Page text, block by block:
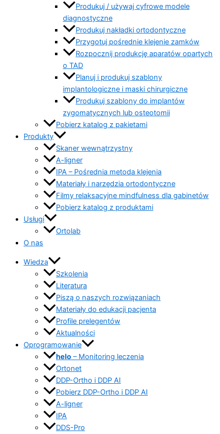
Produkuj / używaj cyfrowe modele
diagnostyczne
Produkuj nakładki ortodontyczne
Przygotuj pośrednie klejenie zamków
Rozpocznij produkcję aparatów opartych
o TAD
Planuj i produkuj szablony
implantologiczne i maski chirurgiczne
Produkuj szablony do implantów
zygomatycznych lub osteotomii
Pobierz katalog z pakietami
Produkty
Skaner wewnątrzystny
A-ligner
IPA – Pośrednia metoda klejenia
Materiały i narzędzia ortodontyczne
Filmy relaksacyjne mindfulness dla gabinetów
Pobierz katalog z produktami
Usługi
Ortolab
O nas
Wiedza
Szkolenia
Literatura
Piszą o naszych rozwiązaniach
Materiały do edukacji pacjenta
Profile prelegentów
Aktualności
Oprogramowanie
helo – Monitoring leczenia
Ortonet
DDP-Ortho i DDP AI
Pobierz DDP-Ortho i DDP AI
A-ligner
IPA
DDS-Pro